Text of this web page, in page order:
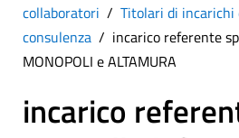
collaboratori
Titolari di incarichi
consulenza
incarico referente
MONOPOLI e ALTAMURA
incarico